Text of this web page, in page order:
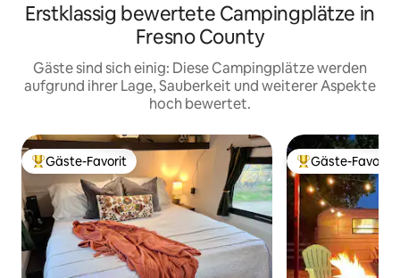
Erstklassig bewertete Campingplätze in
Fresno County
Gäste sind sich einig: Diese Campingplätze werden
aufgrund ihrer Lage, Sauberkeit und weiterer Aspekte
hoch bewertet.
Beliebter Gäste-Favorit.
Gäste-Favorit Beliebter Gäste-
Gäste-Favorit